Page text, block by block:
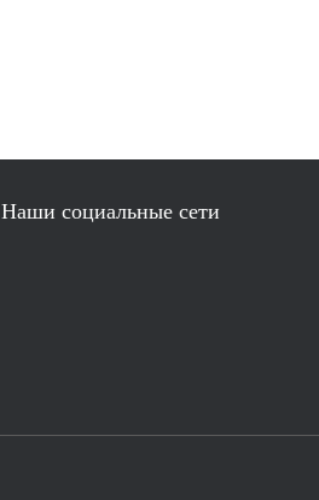
Наши социальные сети